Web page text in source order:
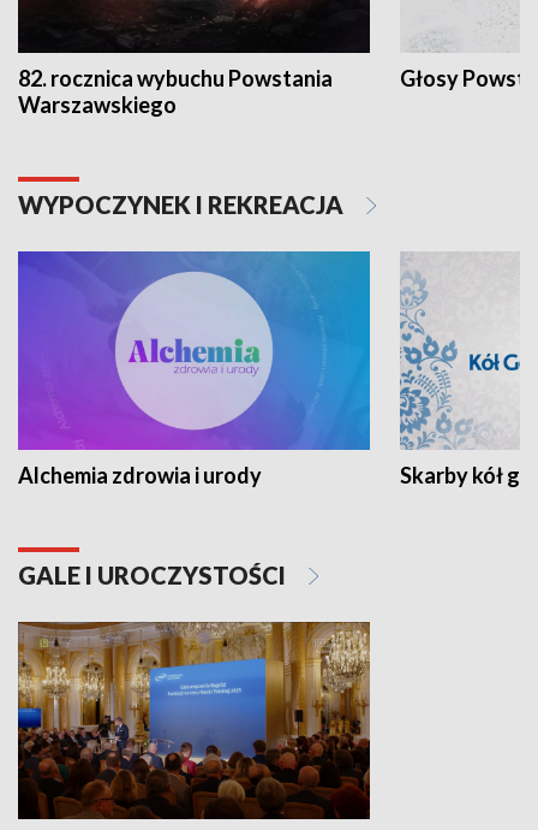
82. rocznica wybuchu Powstania
Warszawskiego
Głosy
WYPOCZYNEK I REKREACJA
Alchemia zdrowia i urody Skarby kół
GALE I UROCZYSTOŚCI